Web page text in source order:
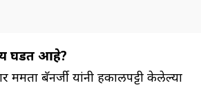
घडत आहे?
ममता बॅनर्जी यांनी हकालपट्टी केलेल्या